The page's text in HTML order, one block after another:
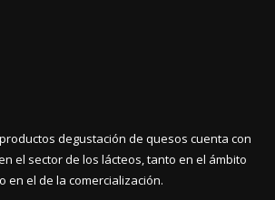
degustación de quesos cuenta con
el sector de los lácteos, tanto en el ámbito
en el de la comercialización.